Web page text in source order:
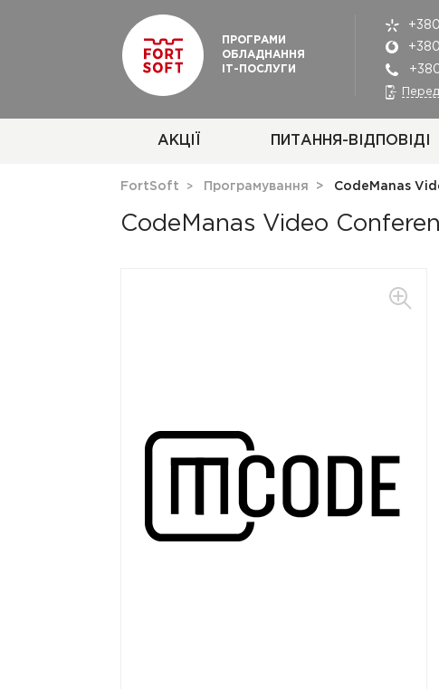
ПРОГРАМИ
ОБЛАДНАННЯ
ІТ-ПОСЛУГИ
АКЦІЇ ПИТАННЯ-ВІДПОВІДІ
+380
+380
FortSoft Програмування CodeManas
CodeManas Video